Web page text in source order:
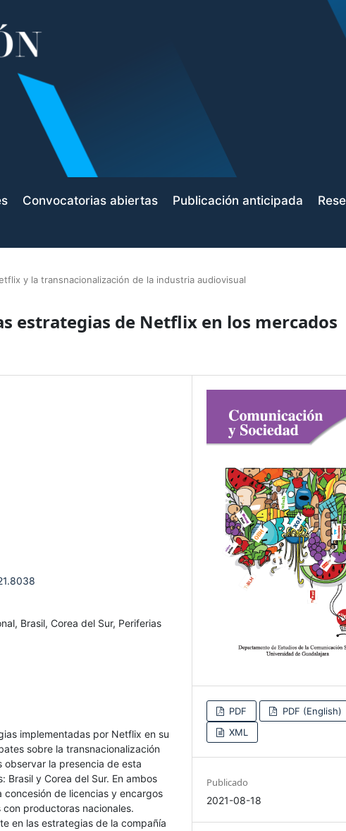
Convocatorias abiertas Publicación anticipada
y la transnacionalización de la industria audiovisual
estrategias de Netflix en los mercados
Brasil, Corea del Sur, Periferias
implementadas por Netflix en su
sobre la transnacionalización
observar la presencia de esta
y Corea del Sur. En ambos
de licencias y encargos
productoras nacionales.
en las estrategias de la compañía
PDF
PDF (English)
XML
Publicado
2021-08-18